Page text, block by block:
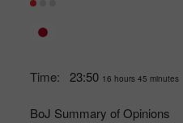
Time: 23:50 16 hours 45 minutes
BoJ Summary of Opinions